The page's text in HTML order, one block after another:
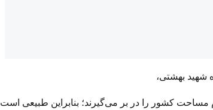
شهید بهشتی،
کشور را در بر می‌گیرند؛ بنابراین طبیعی است